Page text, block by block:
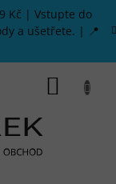
Kč | Vstupte do
a ušetřete. | 📍